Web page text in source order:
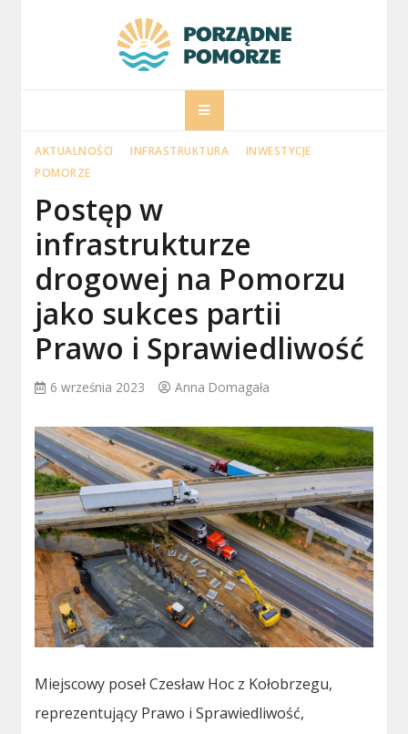
Informacje na temat Pomorza
AKTUALNOŚCI INFRASTRUKTURA
INWESTYCJE
POMORZE
Postęp w
infrastrukturze
drogowej na Pomorzu
jako sukces partii
Prawo i Sprawiedliwość
6 września 2023 Anna Domagała
Miejscowy poseł Czesław Hoc z Kołobrzegu,
reprezentujący Prawo i Sprawiedliwość,